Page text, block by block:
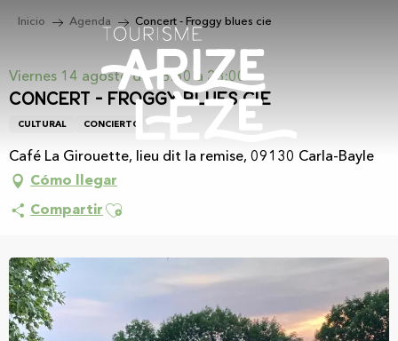
principal
Inicio Agenda Concert - Froggy blues cie
Viernes 14 agosto de 18:30 a 23:00
Concert - Froggy blues cie
CULTURAL CONCIERTO
Café La Girouette, lieu dit la remise, 09130 Carla-Bayle
Cómo llegar
Compartir Ajouter aux favoris